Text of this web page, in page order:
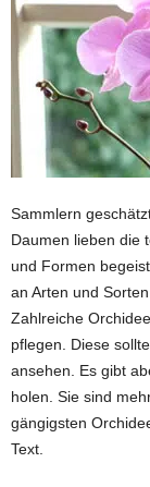
Sammlern
Daumen lieben die
und Formen
an Arten und
Zahlreiche
pflegen. Diese
ansehen. Es gibt
holen. Sie sind
gängigsten
Text.